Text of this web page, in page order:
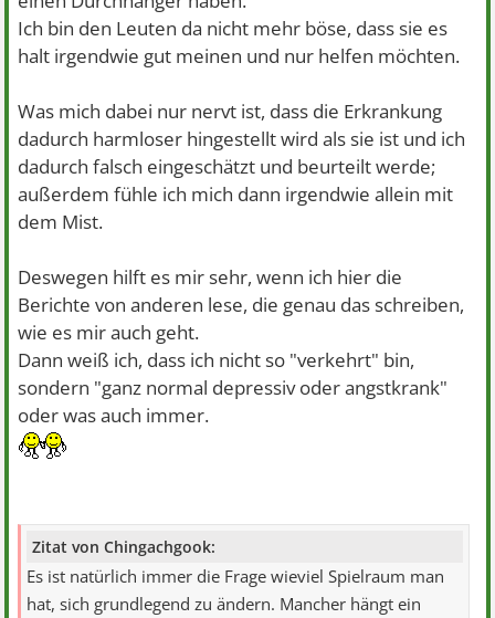
Ich bin den Leuten da nicht mehr böse, dass sie es
halt irgendwie gut meinen und nur helfen möchten.
Was mich dabei nur nervt ist, dass die Erkrankung
dadurch harmloser hingestellt wird als sie ist und ich
dadurch falsch eingeschätzt und beurteilt werde;
außerdem fühle ich mich dann irgendwie allein mit
dem Mist.
Deswegen hilft es mir sehr, wenn ich hier die
Berichte von anderen lese, die genau das schreiben,
wie es mir auch geht.
Dann weiß ich, dass ich nicht so "verkehrt" bin,
sondern "ganz normal depressiv oder angstkrank"
oder was auch immer.
Zitat von Chingachgook:
Es ist natürlich immer die Frage wieviel Spielraum man
hat, sich grundlegend zu ändern. Mancher hängt ein